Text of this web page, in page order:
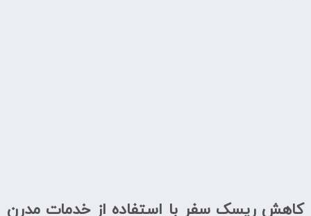
کاهش ریسک سفر با استفاده از خدمات مدرن